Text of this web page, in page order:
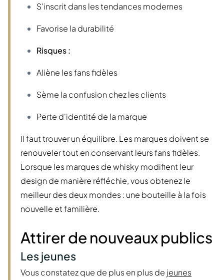
S'inscrit dans les tendances modernes
Favorise la durabilité
Risques :
Aliène les fans fidèles
Sème la confusion chez les clients
Perte d'identité de la marque
Il faut trouver un équilibre. Les marques doivent se
renouveler tout en conservant leurs fans fidèles.
Lorsque les marques de whisky modifient leur
design de manière réfléchie, vous obtenez le
meilleur des deux mondes : une bouteille à la fois
nouvelle et familière.
Attirer de nouveaux publics
Les jeunes
Vous constatez que de plus en plus de jeunes